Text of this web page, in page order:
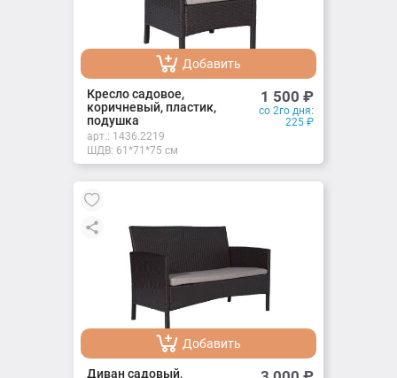
Добавить
Добавлено
Кресло садовое,
коричневый, пластик,
подушка
1 500 ₽
со 2го дня:
225 ₽
арт.: 1436.2219
ШДВ: 61*71*75 см
Добавить
Добавлено
Диван садовый,